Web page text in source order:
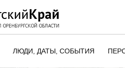
ЛЮДИ, ДАТЫ, CОБЫТИЯ